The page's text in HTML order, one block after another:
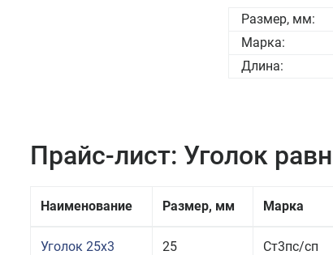
Размер, мм:
Марка:
Длина:
Прайс-лист: Уголок
Наименование Размер, мм Марка
Уголок 25x3 25 Ст3пс/сп